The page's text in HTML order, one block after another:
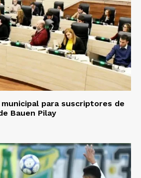
para suscriptores de
Bauen Pilay